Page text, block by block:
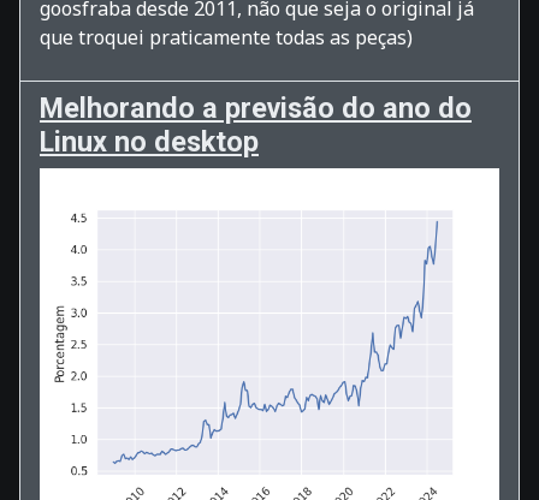
goosfraba desde 2011, não que seja o original já
que troquei praticamente todas as peças)
Melhorando a previsão do ano do
Linux no desktop